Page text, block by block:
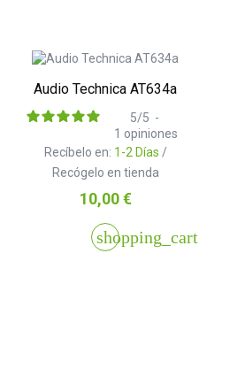
Audio Technica AT634a
Recíbelo en: 1-2 Días /
Recógelo en tienda
5/5 -
1 opiniones
Precio
10,00 €
shopping_cart